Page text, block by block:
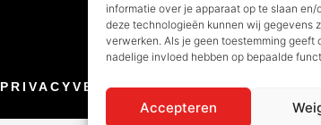
informatie over je apparaat op te slaan
deze technologieën kunnen wij gegevens
verwerken. Als je geen toestemming geeft
nadelige invloed hebben op bepaalde
Accepteren
PRIVACYVERKLARING